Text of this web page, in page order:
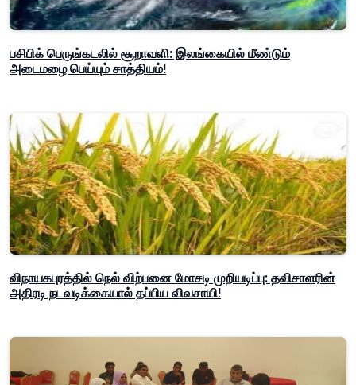
பசிபிக் பெருங்கடலில் சூறாவளி: இலங்கையில் மீண்டும்
அடைமழை பெய்யும் சாத்தியம்!
விநாயகபுரத்தில் நெல் விற்பனை மோசடி முறியடிப்பு: தவிசாளரின்
அதிரடி நடவடிக்கையால் தப்பிய விவசாயி!